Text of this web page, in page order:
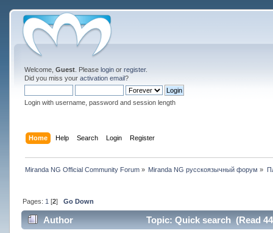
Welcome, Guest. Please loginor register.
Did you miss your activation email?
Login with username, password and session length
Home Help Search Login Register
Miranda NG Official Community Forum» Miranda NG русскоязычный форум »
Pages: 1 [2] Go Down
Author Topic: Quick search (Read